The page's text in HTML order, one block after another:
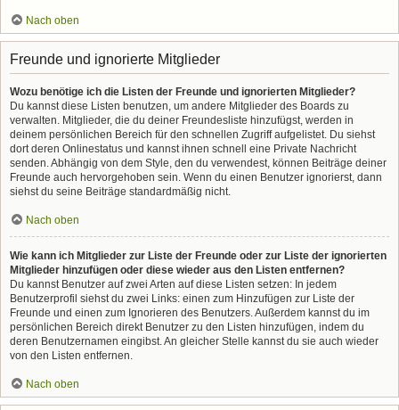
Nach oben
Freunde und ignorierte Mitglieder
Wozu benötige ich die Listen der Freunde und ignorierten Mitglieder?
Du kannst diese Listen benutzen, um andere Mitglieder des Boards zu
verwalten. Mitglieder, die du deiner Freundesliste hinzufügst, werden in
deinem persönlichen Bereich für den schnellen Zugriff aufgelistet. Du siehst
dort deren Onlinestatus und kannst ihnen schnell eine Private Nachricht
senden. Abhängig von dem Style, den du verwendest, können Beiträge deiner
Freunde auch hervorgehoben sein. Wenn du einen Benutzer ignorierst, dann
siehst du seine Beiträge standardmäßig nicht.
Nach oben
Wie kann ich Mitglieder zur Liste der Freunde oder zur Liste der ignorierten
Mitglieder hinzufügen oder diese wieder aus den Listen entfernen?
Du kannst Benutzer auf zwei Arten auf diese Listen setzen: In jedem
Benutzerprofil siehst du zwei Links: einen zum Hinzufügen zur Liste der
Freunde und einen zum Ignorieren des Benutzers. Außerdem kannst du im
persönlichen Bereich direkt Benutzer zu den Listen hinzufügen, indem du
deren Benutzernamen eingibst. An gleicher Stelle kannst du sie auch wieder
von den Listen entfernen.
Nach oben